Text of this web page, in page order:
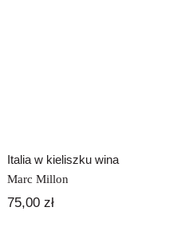
Italia w kieliszku wina
Marc Millon
75,00zł